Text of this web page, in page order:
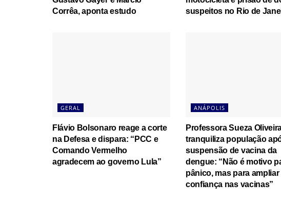
Corrêa, aponta estudo
suspeitos no Rio de
GERAL
Flávio Bolsonaro reage a corte
na Defesa e dispara: “PCC e
Comando Vermelho
agradecem ao governo Lula”
ANÁPOLIS
Professora Sueza
tranquiliza população
suspensão de vacina da
dengue: “Não é motivo
pânico, mas para ampliar
confiança nas vacinas”